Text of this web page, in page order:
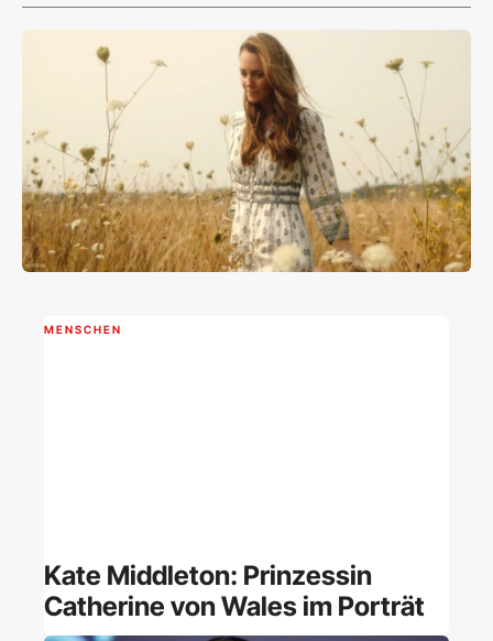
MENSCHEN
Kate Middleton: Prinzessin
Catherine von Wales im Porträt